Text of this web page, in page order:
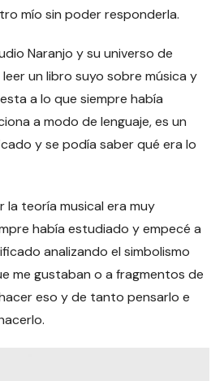
mío sin poder responderla.
Naranjo y su universo de
un libro suyo sobre música y
a lo que siempre había
a modo de lenguaje, es un
y se podía saber qué era lo
la teoría musical era muy
había estudiado y empecé a
analizando el simbolismo
me gustaban o a fragmentos de
eso y de tanto pensarlo e